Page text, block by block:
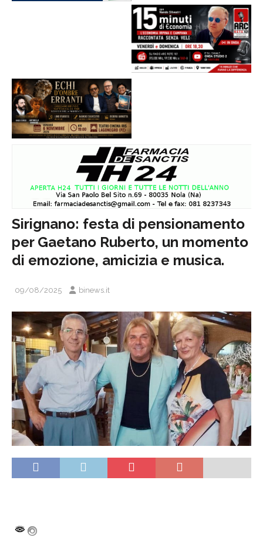
Sirignano: festa di pensionamento
per Gaetano Ruberto, un momento
di emozione, amicizia e musica.
09/08/2025 binews.it